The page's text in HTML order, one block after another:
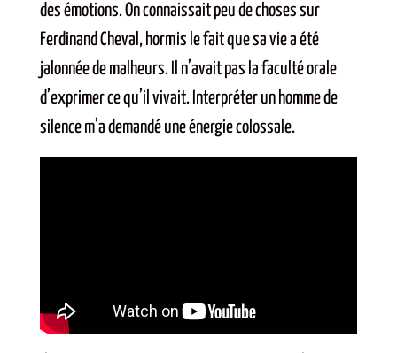
des émotions. On connaissait peu de choses sur
Ferdinand Cheval, hormis le fait que sa vie a été
jalonnée de malheurs. Il n’avait pas la faculté orale
d’exprimer ce qu’il vivait. Interpréter un homme de
silence m’a demandé une énergie colossale.